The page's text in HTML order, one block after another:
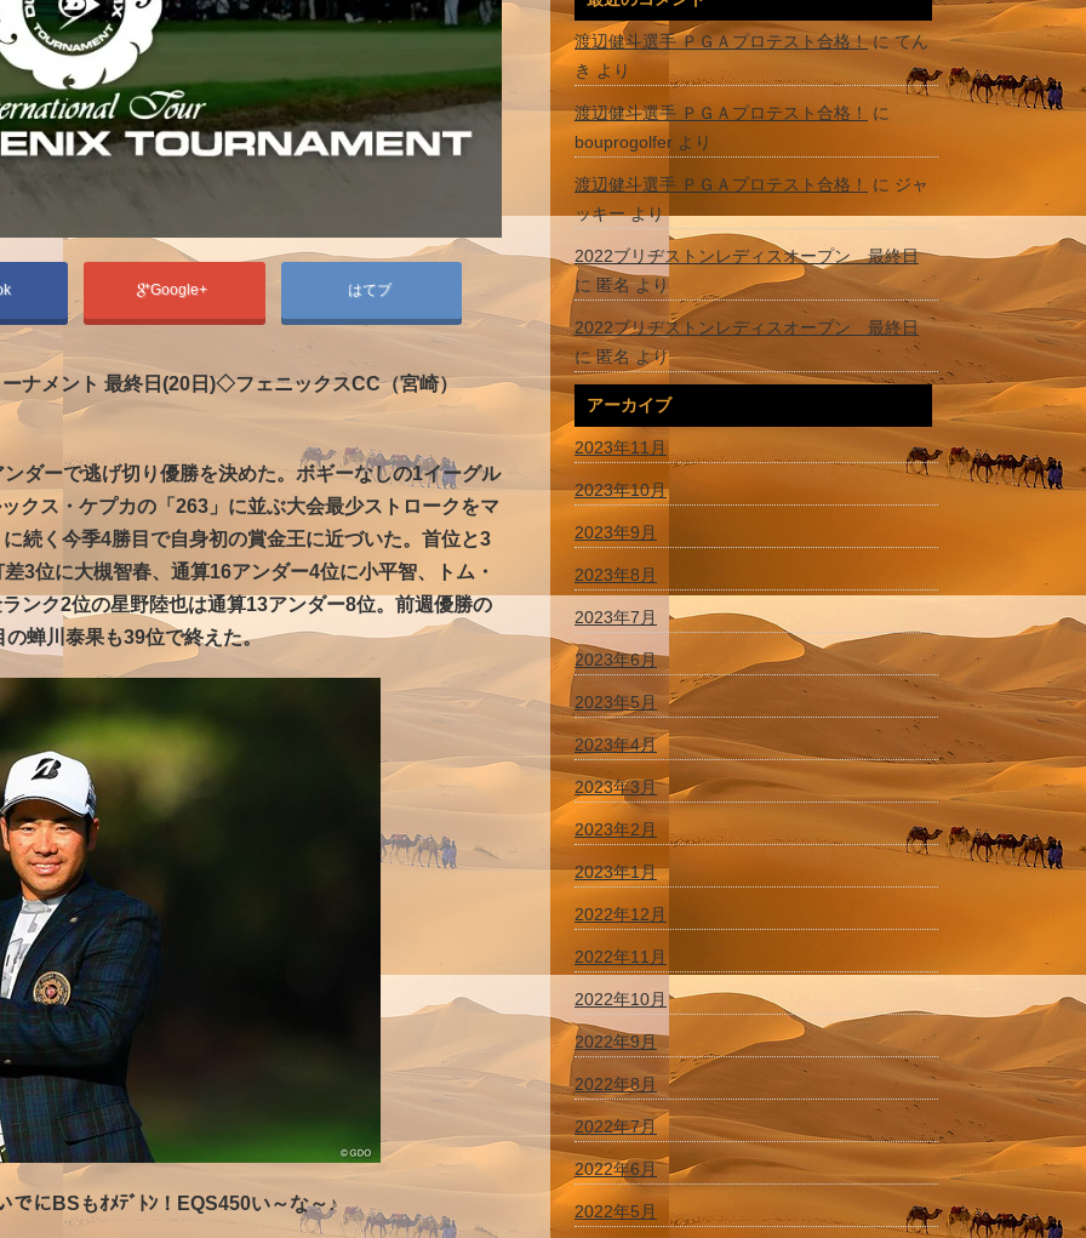
Google+ はてブ
ナメント 最終日(20日)◇フェニックスCC（宮崎）
ダーで逃げ切り優勝を決めた。ボギーなしの1イーグル
クス・ケプカの「263」に並ぶ大会最少ストロークをマ
続く今季4勝目で自身初の賞金王に近づいた。首位と3
3位に大槻智春、通算16アンダー4位に小平智、トム・
ンク2位の星野陸也は通算13アンダー8位。前週優勝の
蝉川泰果も39位で終えた。
でにBSもｵﾒﾃﾞﾄﾝ！EQS450い～な～♪
渡辺健斗選手 ＰＧＡプロテスト合格！にてん
きより
渡辺健斗選手 ＰＧＡプロテスト合格！
に
bouprogolfer より
渡辺健斗選手 ＰＧＡプロテスト合格！ に ジャ
ッキーより
2022ブリヂストンレディスオープン 最終日
に 匿名より
2022ブリヂストンレディスオープン 最終日
に匿名 より
アーカイブ
2023年11月
2023年10月
2023年9月
2023年8月
2023年7月
2023年6月
2023年5月
2023年4月
2023年3月
2023年2月
2023年1月
2022年12月
2022年11月
2022年10月
2022年9月
2022年8月
2022年7月
2022年6月
2022年5月